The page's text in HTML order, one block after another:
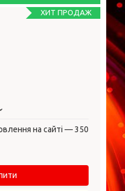
ХИТ ПРОДАЖ
на сайті — 350